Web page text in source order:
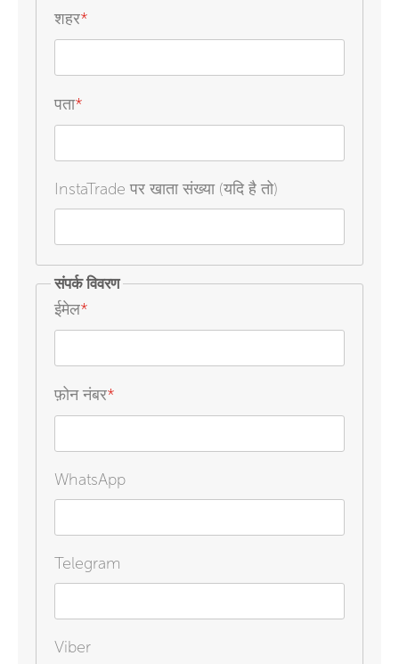
शहर*
पता*
InstaTrade पर खाता संख्या (यदि है तो)
संपर्क विवरण
ईमेल*
फ़ोन नंबर*
WhatsApp
Telegram
Viber